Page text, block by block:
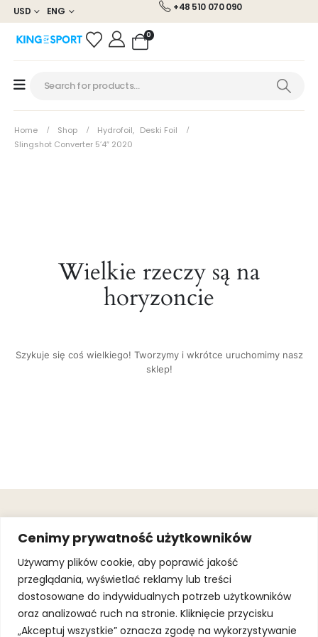
Cenimy prywatność użytkowników
Używamy plików cookie, aby poprawić jakość
przeglądania, wyświetlać reklamy lub treści
dostosowane do indywidualnych potrzeb użytkowników
oraz analizować ruch na stronie. Kliknięcie przycisku
„Akceptuj wszystkie” oznacza zgodę na wykorzystywanie
USD ENG +48 510 070 090
0
Home Shop Hydrofoil, Deski Foil
Slingshot Converter 5’4″ 2020
Wielkie rzeczy są na
horyzoncie
Szykuje się coś wielkiego! Tworzymy i wkrótce uruchomimy nasz
sklep!
+48 510 070
090
SOLEC 81B LOK.
A66,
WARSZAWA
JOIN OUR
MAILING
By subscribing,
you agree to
ourTerms of
UseandPrivacy
OBSŁUGA
KLIENTA
Gwarancja
.
.